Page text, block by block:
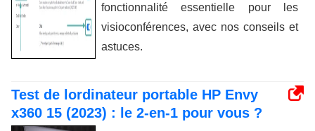
fonctionnalité essentielle pour les
visioconférences, avec nos conseils et
astuces.
Test de lordinateur portable HP Envy
x360 15 (2023) : le 2-en-1 pour vous ?